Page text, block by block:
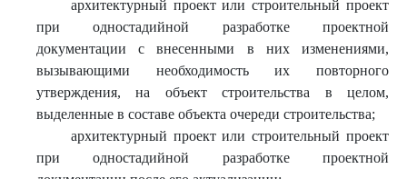
архитектурный проект или строительный проект
при одностадийной разработке проектной
документации с внесенными в них изменениями,
вызывающими необходимость их повторного
утверждения, на объект строительства в целом,
выделенные в составе объекта очереди строительства;
архитектурный проект или строительный проект
при одностадийной разработке проектной